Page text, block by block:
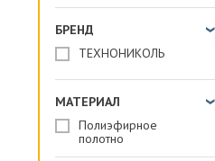
БРЕНД
ТЕХНОНИКОЛЬ
МАТЕРИАЛ
Полиэфирное
полотно